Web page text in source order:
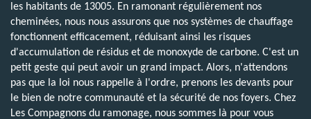
les habitants de 13005. En ramonant régulièrement nos
cheminées, nous nous assurons que nos systèmes de chauffage
fonctionnent efficacement, réduisant ainsi les risques
d'accumulation de résidus et de monoxyde de carbone. C'est un
petit geste qui peut avoir un grand impact. Alors, n'attendons
pas que la loi nous rappelle à l'ordre, prenons les devants pour
le bien de notre communauté et la sécurité de nos foyers. Chez
Les Compagnons du ramonage, nous sommes là pour vous